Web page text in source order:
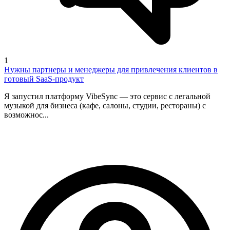
1
Нужны партнеры и менеджеры для привлечения клиентов в
готовый SaaS-продукт
Я запустил платформу VibeSync — это сервис с легальной
музыкой для бизнеса (кафе, салоны, студии, рестораны) с
возможнос...